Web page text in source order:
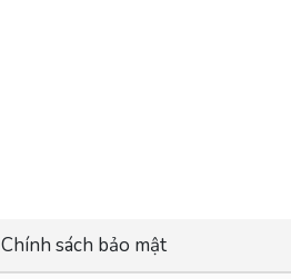
Chính sách bảo mật